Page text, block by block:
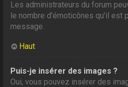
Les administrateurs du forum
le nombre d’émoticônes qu’il est
message.
Haut
Puis-je insérer des images ?
Oui, vous pouvez insérer des